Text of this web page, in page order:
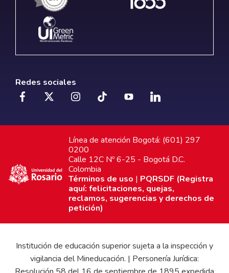
Redes sociales
Línea de atención Bogotá: (601) 297
0200
Calle 12C Nº 6-25 - Bogotá D.C.
Colombia
Términos de uso | PQRSDF (Registra
aquí: felicitaciones, quejas,
reclamos, sugerencias y derechos de
petición)
Institución de educación superior sujeta a la inspección y
vigilancia del Mineducación. | Personería Jurídica: